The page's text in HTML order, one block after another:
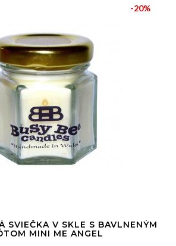
-20%
SVIEČKA V SKLE S BAVLNENÝM
MINI ME ANGEL